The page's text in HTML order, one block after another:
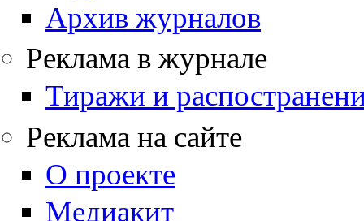
Архив журналов
Реклама в журнале
Тиражи и
Реклама на сайте
О проекте
Медиакит